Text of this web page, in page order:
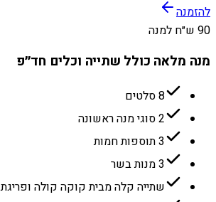
להזמנה
90 ש״ח למנה
מנה מלאה כולל שתייה וכלים חד״פ
8 סלטים
2 סוגי מנה ראשונה
3 תוספות חמות
3 מנות בשר
שתייה קלה מבית קוקה קולה ופריגת